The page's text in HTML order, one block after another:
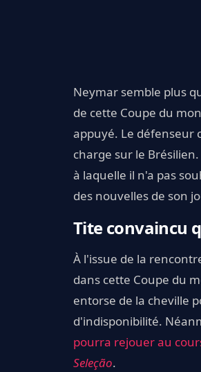
Neymar semble plus
de cette Coupe du
appuyé. Le défenseur
charge sur le
à laquelle il n'a pas
des nouvelles de son
Tite convaincu
À l'issue de la
dans cette Coupe du
entorse de la cheville
d'indisponibilité.
pourra rejouer au
Seleção.